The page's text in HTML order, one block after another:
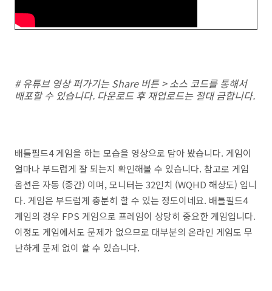
# 유튜브 영상 퍼가기는 Share 버튼 > 소스 코드를 통해서
배포할 수 있습니다. 다운로드 후 재업로드는 절대 금합니다.
배틀필드4 게임을 하는 모습을 영상으로 담아 봤습니다. 게임이
얼마나 부드럽게 잘 되는지 확인해볼 수 있습니다. 참고로 게임
옵션은 자동 (중간) 이며, 모니터는 32인치 (WQHD 해상도) 입니
다. 게임은 부드럽게 충분히 할 수 있는 정도이네요. 배틀필드4
게임의 경우 FPS 게임으로 프레임이 상당히 중요한 게임입니다.
이정도 게임에서도 문제가 없으므로 대부분의 온라인 게임도 무
난하게 문제 없이 할 수 있습니다.